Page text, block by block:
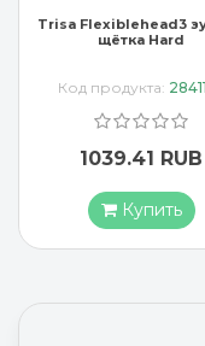
Trisa Flexiblehead3
щётка Hard
Код продукта:
1039.41 RUB
Купить